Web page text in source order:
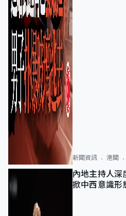
新聞資訊 港聞
內地主持人
掀中西意識形